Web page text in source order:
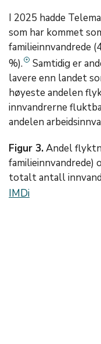
I 2025 hadde
som har kommet
familieinnvandrede
%). Samtidig er
lavere enn landet
høyeste andelen
innvandrerne
andelen
Figur 3.Andel
familieinnvandrede)
totalt antall
IMDi